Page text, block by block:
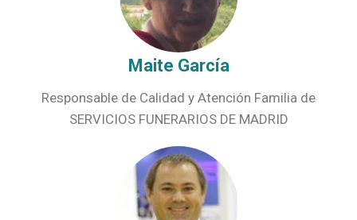
Maite García
Responsable de Calidad y Atención Familia de
SERVICIOS FUNERARIOS DE MADRID